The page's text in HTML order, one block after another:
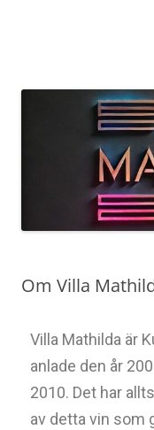
Om Villa
Villa Mathilda är
anlade den år
2010. Det har
av detta vin som